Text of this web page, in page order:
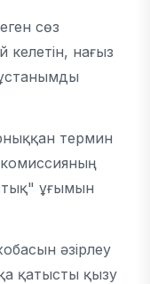
сөз
нағыз
термин
ұғымын
әзірлеу
қатысты қызу